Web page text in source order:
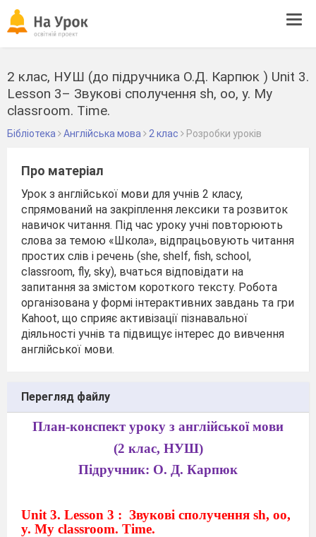
2 клас, НУШ (до підручника О.Д. Карпюк ) Unit 3.
Lesson 3– Звукові сполучення sh, oo, y. My
classroom. Time.
Бібліотека Англійська мова 2 клас Розробки уроків
Про матеріал
Урок з англійської мови для учнів 2 класу,
спрямований на закріплення лексики та розвиток
навичок читання. Під час уроку учні повторюють
слова за темою «Школа», відпрацьовують читання
простих слів і речень (she, shelf, fish, school,
classroom, fly, sky), вчаться відповідати на
запитання за змістом короткого тексту. Робота
організована у формі інтерактивних завдань та гри
Kahoot, що сприяє активізації пізнавальної
діяльності учнів та підвищує інтерес до вивчення
англійської мови.
Перегляд файлу
План-конспект уроку з англійської мови
(2 клас, НУШ)
Підручник: О. Д. Карпюк
Unit 3. Lesson 3 : Звукові сполучення sh, oo,
y. My classroom. Time.